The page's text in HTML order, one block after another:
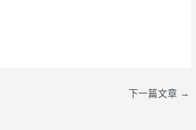
下一篇文章 →